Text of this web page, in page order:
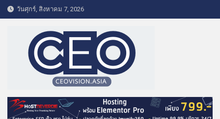
k
วันศุกร์, สิงหาคม 7, 2026
CEO VISION.ASIA
Business & Lifestyle